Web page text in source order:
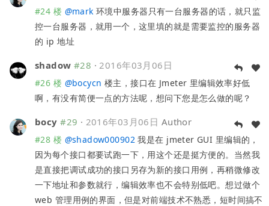
#24 楼 @mark 环境中服务器只有一台服务器的话，就只监
控一台服务器，就用一个，这里填的就是需要监控的服务器
的 ip 地址
shadow #28 · 2016年03月06日
#26 楼 @bocycn 楼主，接口在 Jmeter 里编辑效率好低
啊，有没有简便一点的方法呢，想问下您是怎么做的呢？
bocy #29 · 2016年03月06日 Author
#28 楼 @shadow000902 我是在 jmeter GUI 里编辑的，
因为每个接口都要试跑一下，用这个还是挺方便的。当然我
是直接把调试成功的接口另存为新的接口用例，再稍微修改
一下地址和参数就行，编辑效率也不会特别低吧。想过做个
web 管理用例的界面，但是对前端技术不熟悉，短时间搞不